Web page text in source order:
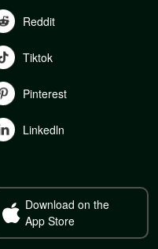
Reddit
Tiktok
Pinterest
Linkedln
Download on the
App Store